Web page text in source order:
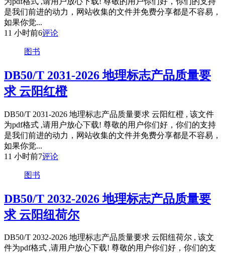
是我们前进的动力，网站收集的文件并免费分享都是不容易，
如果你觉...
11 小时前6评论
图书
DB50/T 2031-2026 地理标志产品质量要
求 云阳红橙
DB50/T 2031-2026 地理标志产品质量要求 云阳红橙 , 该文件
为pdf格式 ,请用户放心下载! 尊敬的用户你们好，你们的支持
是我们前进的动力，网站收集的文件并免费分享都是不容易，
如果你觉...
11 小时前7评论
图书
DB50/T 2032-2026 地理标志产品质量要
求 云阳纽荷尔
DB50/T 2032-2026 地理标志产品质量要求 云阳纽荷尔 , 该文
件为pdf格式 ,请用户放心下载! 尊敬的用户你们好，你们的支